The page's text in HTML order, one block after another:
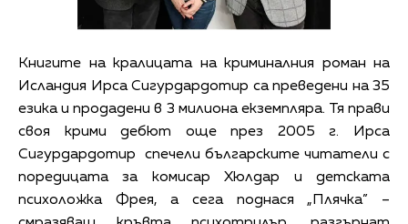
Книгите на кралицата на криминалния роман на
Исландия Ирса Сигурдардотир са преведени на 35
езика и продадени в 3 милиона екземпляра. Тя прави
своя крими дебют още през 2005 г. Ирса
Сигурдардотир спечели българските читатели с
поредицата за комисар Хюлдар и детската
психоложка Фрея, а сега поднася „Плячка” –